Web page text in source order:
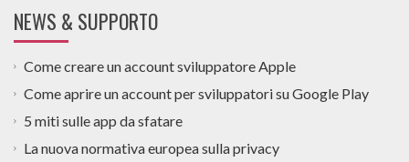
NEWS & SUPPORTO
Come creare un account sviluppatore Apple
Come aprire un account per sviluppatori su Google Play
5 miti sulle app da sfatare
La nuova normativa europea sulla privacy